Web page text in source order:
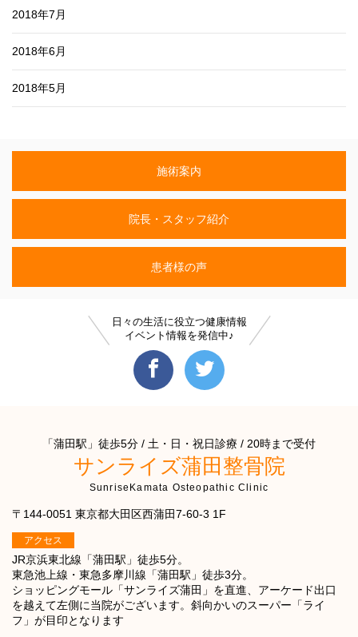
2018年7月
2018年6月
2018年5月
施術案内
院長・スタッフ紹介
患者様の声
日々の生活に役立つ健康情報
イベント情報を発信中♪
「蒲田駅」徒歩5分 / 土・日・祝日診療 / 20時まで受付
サンライズ蒲田整骨院
SunriseKamata Osteopathic Clinic
〒144-0051 東京都大田区西蒲田7-60-3 1F
アクセス
JR京浜東北線「蒲田駅」徒歩5分。
東急池上線・東急多摩川線「蒲田駅」徒歩3分。
ショッピングモール「サンライズ蒲田」を直進、アーケード出口
を越えて左側に当院がございます。斜向かいのスーパー「ライ
フ」が目印となります